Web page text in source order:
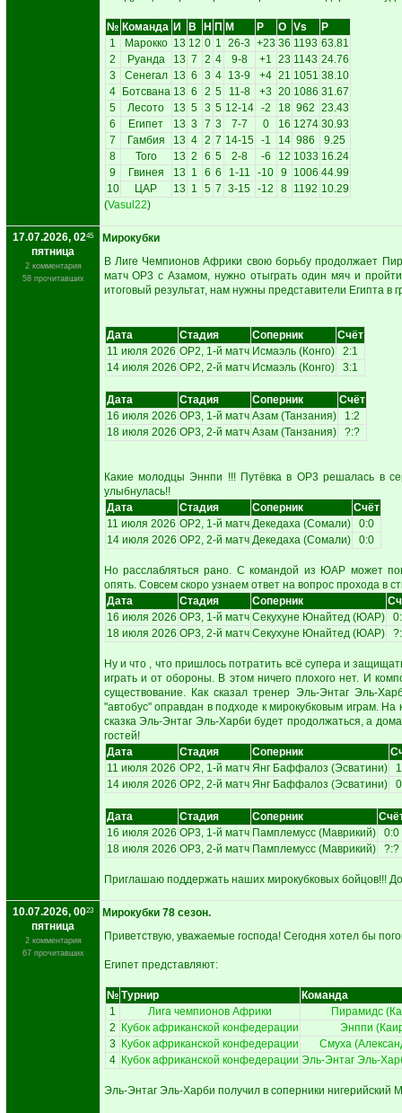
№ Команда И В Н П М Р О Vs
P
1
Марокко 13 12 0 1 26-3 +23 36 1193 63.81
2
Руанда 13 7 2 4 9-8 +1 23 1143 24.76
3
Сенегал 13 6 3 4 13-9 +4 21 1051 38.10
4
Ботсвана 13 6 2 5 11-8 +3 20 1086 31.67
5
Лесото 13 5 3 5 12-14 -2 18 962 23.43
6
Египет 13 3 7 3 7-7 0 16 1274 30.93
7
Гамбия 13 4 2 7 14-15 -1 14 986
9.25
8
Того 13 2 6 5 2-8 -6 12 1033 16.24
9
Гвинея 13 1 6 6 1-11 -10 9 1006 44.99
10
ЦАР 13 1 5 7 3-15 -12 8 1192 10.29
(Vasul22)
17.07.2026, 0245
пятница
2 комментария
58 прочитавших
Мирокубки
В Лиге Чемпионов Африки свою борьбу продолжает
матч ОР3 с Азамом, нужно отыграть один мяч и
итоговый результат, нам нужны представители Египта в
Дата Стадия Соперник
Счёт
11 июля 2026 ОР2, 1-й матч Исмаэль (Конго)
2:1
14 июля 2026 ОР2, 2-й матч Исмаэль (Конго) 3:1
Дата Стадия Соперник
Счёт
16 июля 2026 ОР3, 1-й матч Азам (Танзания)
1:2
18 июля 2026 ОР3, 2-й матч Азам (Танзания) ?:?
Какие молодцы Эннпи !!! Путёвка в ОР3 решалась в
улыбнулась!!
Дата
Стадия Соперник
Счёт
11 июля 2026 ОР2, 1-й матч Декедаха (Сомали)
0:0
14 июля 2026 ОР2, 2-й матч Декедаха (Сомали) 0:0
Но расслабляться рано. С командой из ЮАР может
опять. Совсем скоро узнаем ответ на вопрос прохода в
Дата
Стадия Соперник
16 июля 2026 ОР3, 1-й матч Секухуне Юнайтед (ЮАР)
18 июля 2026 ОР3, 2-й матч Секухуне Юнайтед (ЮАР)
Ну и что , что пришлось потратить всё супера и
играть и от обороны. В этом ничего плохого нет. И
существование. Как сказал тренер Эль-Энтаг Эль-
"автобус" оправдан в подходе к мирокубковым играм.
сказка Эль-Энтаг Эль-Харби будет продолжаться, а
гостей!
Дата
Стадия Соперник
11 июля 2026 ОР2, 1-й матч Янг Баффалоз (Эсватини)
14 июля 2026 ОР2, 2-й матч Янг Баффалоз (Эсватини)
Дата Стадия Соперник
16 июля 2026 ОР3, 1-й матч Памплемусс (Маврикий)
0:0
18 июля 2026 ОР3, 2-й матч Памплемусс (Маврикий) ?:?
Приглашаю поддержать наших мирокубковых бойцов!!! До
10.07.2026, 0023
пятница
2 комментария
67 прочитавших
Мирокубки 78 сезон.
Приветствую, уважаемые господа! Сегодня хотел бы
Египет представляют:
№ Турнир
Команда
1
Лига чемпионов Африки
Пирамидс
2
Кубок африканской конфедерации
Энппи
3
Кубок африканской конфедерации
Смуха
4
Кубок африканской конфедерации Эль-Энтаг Эль-
Эль-Энтаг Эль-Харби получил в соперники нигерийский